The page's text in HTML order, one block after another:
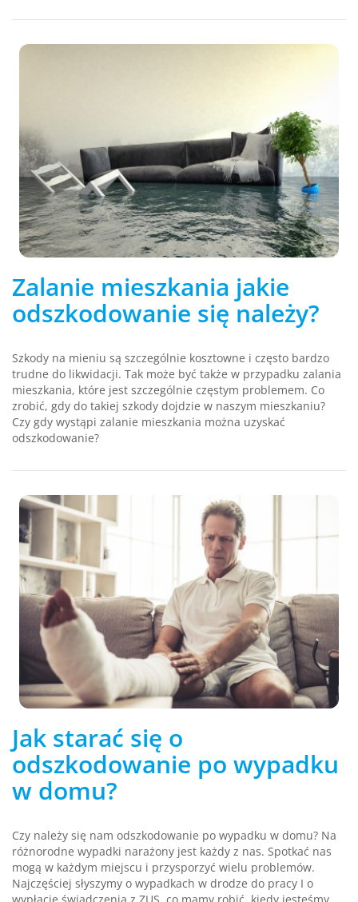
Zalanie mieszkania jakie
odszkodowanie się należy?
Szkody na mieniu są szczególnie kosztowne i często bardzo
trudne do likwidacji. Tak może być także w przypadku zalania
mieszkania, które jest szczególnie częstym problemem. Co
zrobić, gdy do takiej szkody dojdzie w naszym mieszkaniu?
Czy gdy wystąpi zalanie mieszkania można uzyskać
odszkodowanie?
Jak starać się o
odszkodowanie po wypadku
w domu?
Czy należy się nam odszkodowanie po wypadku w domu? Na
różnorodne wypadki narażony jest każdy z nas. Spotkać nas
mogą w każdym miejscu i przysporzyć wielu problemów.
Najczęściej słyszymy o wypadkach w drodze do pracy I o
wypłacie świadczenia z ZUS. co mamy robić, kiedy jesteśmy